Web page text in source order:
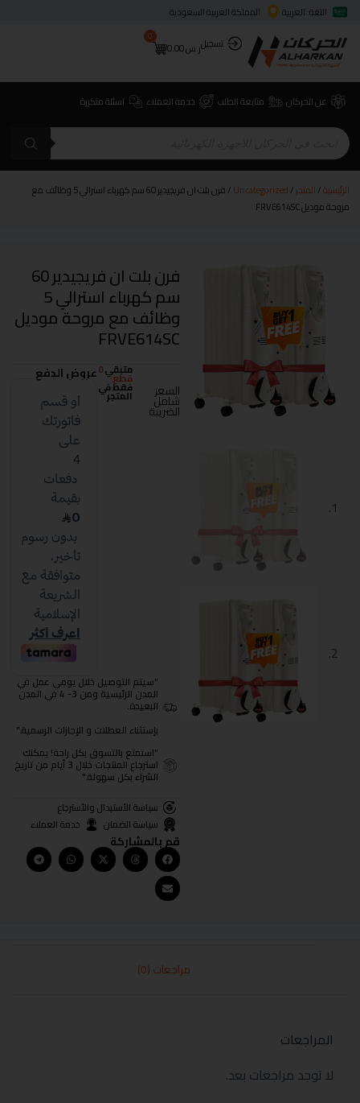
اللغة: العربية
المملكة العربية السعودية
تسجيلر.س0.00
0
عن الحركان متابعة الطلب خدمة العملاء اسئلة متكررة
الرئيسية/المتجر/
Uncategorized
/ فرن بلت ان فريجيدير 60 سم كهرباء استرالي 5 وظائف مع
مروحة موديل FRVE614SC
فرن بلت ان فريجيدير 60
سم كهرباء استرالي 5
وظائف مع مروحة موديل
FRVE614SC
السعر
شامل
الضريبة
متبقي0
قطع
فقط في
المتجر
عروض الدفع
"سيتم التوصيل خلال يومي عمل في
المدن الرئيسية ومن 3- 4 في المدن
البعيدة.
بإستثناء العطلات و الإجازات الرسمية."
"استمتع بالتسوق بكل راحة! يمكنك
استرجاع المنتجات خلال 3 أيام من تاريخ
الشراء بكل سهولة."
سياسة الأستبدال والأسترجاع
سياسة الضمان
خدمة العملاء
قم بالمشاركة
مراجعات (0)
المراجعات
لا توجد مراجعات بعد.